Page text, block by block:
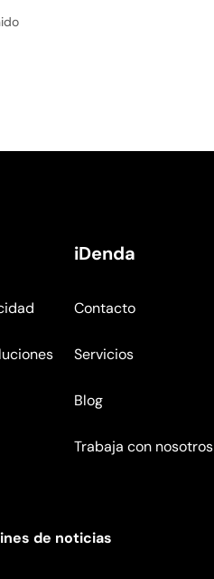
iDenda
Contacto
Servicios
Blog
Trabaja con nosotros
de noticias